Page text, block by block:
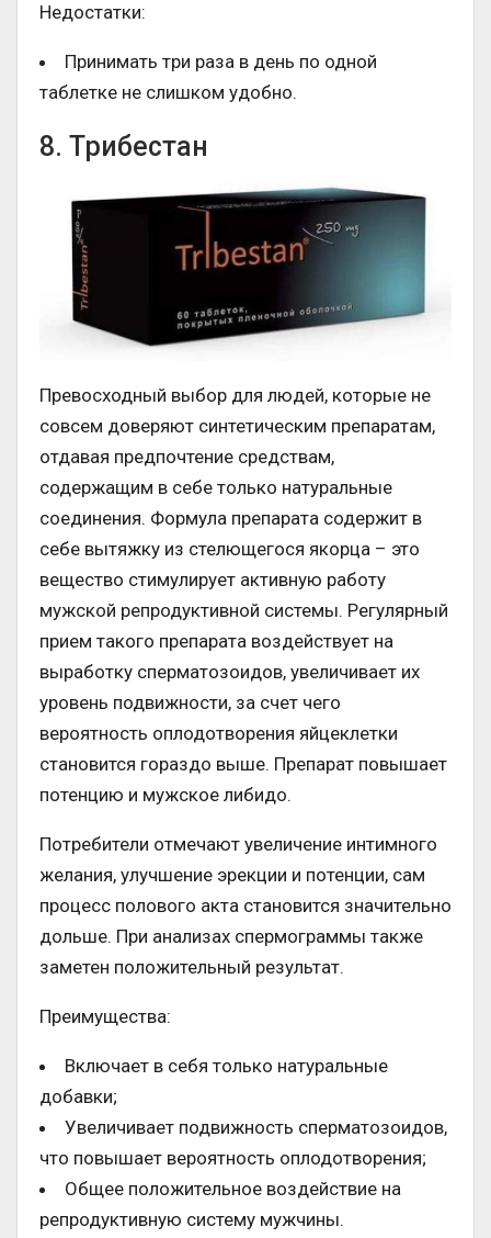
Недостатки:
Принимать три раза в день по одной
таблетке не слишком удобно.
8. Трибестан
Превосходный выбор для людей, которые не
совсем доверяют синтетическим препаратам,
отдавая предпочтение средствам,
содержащим в себе только натуральные
соединения. Формула препарата содержит в
себе вытяжку из стелющегося якорца – это
вещество стимулирует активную работу
мужской репродуктивной системы. Регулярный
прием такого препарата воздействует на
выработку сперматозоидов, увеличивает их
уровень подвижности, за счет чего
вероятность оплодотворения яйцеклетки
становится гораздо выше. Препарат повышает
потенцию и мужское либидо.
Потребители отмечают увеличение интимного
желания, улучшение эрекции и потенции, сам
процесс полового акта становится значительно
дольше. При анализах спермограммы также
заметен положительный результат.
Преимущества:
Включает в себя только натуральные
добавки;
Увеличивает подвижность сперматозоидов,
что повышает вероятность оплодотворения;
Общее положительное воздействие на
репродуктивную систему мужчины.